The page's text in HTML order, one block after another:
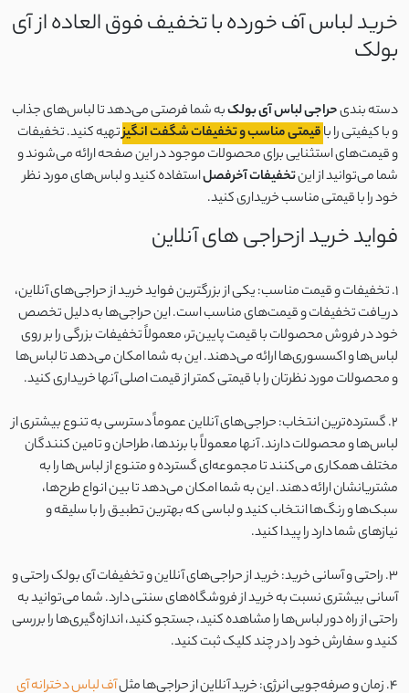
خرید لباس آف خورده با تخفیف فوق العاده از آی
بولک
دسته بندیحراجی لباس آی بولکبه شما فرصتی می‌دهد تا لباس‌های جذاب
و با کیفیتی را باقیمتی مناسب و تخفیفات شگفت انگیزتهیه کنید. تخفیفات
و قیمت‌های استثنایی برای محصولات موجود در این صفحه ارائه می‌شوند و
شما می‌توانید از اینتخفیفات آخرفصلاستفاده کنید و لباس‌های مورد نظر
خود را با قیمتی مناسب خریداری کنید.
فواید خرید ازحراجی های آنلاین
1. تخفیفات و قیمت مناسب: یکی از بزرگترین فواید خرید از حراجی‌های آنلاین،
دریافت تخفیفات و قیمت‌های مناسب است. این حراجی‌ها به دلیل تخصص
خود در فروش محصولات با قیمت پایین‌تر، معمولاً تخفیفات بزرگی را بر روی
لباس‌ها و اکسسوری‌ها ارائه می‌دهند. این به شما امکان می‌دهد تا لباس‌ها
و محصولات مورد نظرتان را با قیمتی کمتر از قیمت اصلی آنها خریداری کنید.
2. گسترده‌ترین انتخاب: حراجی‌های آنلاین عموماً دسترسی به تنوع بیشتری از
لباس‌ها و محصولات دارند. آنها معمولاً با برندها، طراحان و تامین کنندگان
مختلف همکاری می‌کنند تا مجموعه‌ای گسترده و متنوع از لباس‌ها را به
مشتریانشان ارائه دهند. این به شما امکان می‌دهد تا بین انواع طرح‌ها،
سبک‌ها و رنگ‌ها انتخاب کنید و لباسی که بهترین تطبیق را با سلیقه و
نیازهای شما دارد را پیدا کنید.
3. راحتی و آسانی خرید: خرید از حراجی‌های آنلاین و تخفیفات آی بولک راحتی و
آسانی بیشتری نسبت به خرید از فروشگاه‌های سنتی دارد. شما می‌توانید به
راحتی از راه دور لباس‌ها را مشاهده کنید، جستجو کنید، اندازه‌گیری‌ها را بررسی
کنید و سفارش خود را در چند کلیک ثبت کنید.
4. زمان و صرفه‌جویی انرژی: خرید آنلاین از حراجی‌ها مثل
آف لباس دخترانه آی